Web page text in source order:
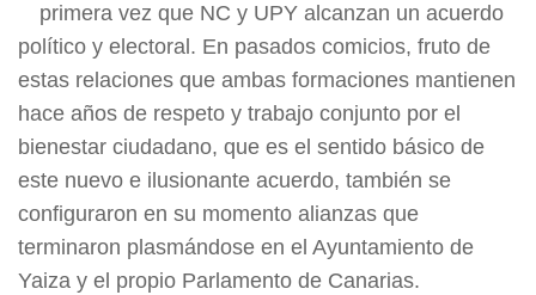
primera vez que NC y UPY alcanzan un acuerdo
político y electoral. En pasados comicios, fruto de
estas relaciones que ambas formaciones mantienen
hace años de respeto y trabajo conjunto por el
bienestar ciudadano, que es el sentido básico de
este nuevo e ilusionante acuerdo, también se
configuraron en su momento alianzas que
terminaron plasmándose en el Ayuntamiento de
Yaiza y el propio Parlamento de Canarias.